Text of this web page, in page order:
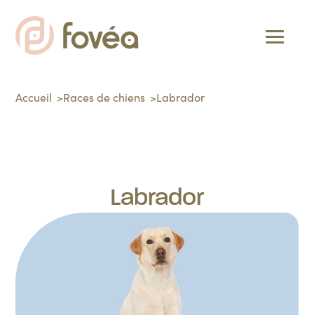
Accueil Races de chiens Labrador
Labrador